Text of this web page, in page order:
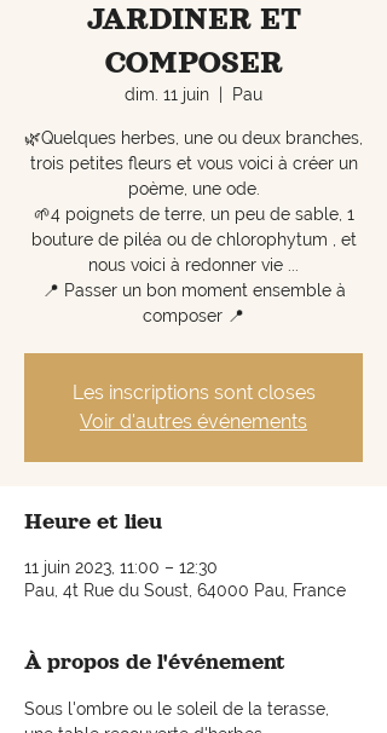
JARDINER ET
COMPOSER
dim. 11 juin Pau
🌿Quelques herbes, une ou deux branches,
trois petites fleurs et vous voici à créer un
poème, une ode.
🌱4 poignets de terre, un peu de sable, 1
bouture de piléa ou de chlorophytum , et
nous voici à redonner vie ...
📍 Passer un bon moment ensemble à
composer 📍
Les inscriptions sont closes
Voir d'autres événements
Heure et lieu
11 juin 2023, 11:00 – 12:30
Pau, 4t Rue du Soust, 64000 Pau, France
À propos de l'événement
Sous l'ombre ou le soleil de la terasse,